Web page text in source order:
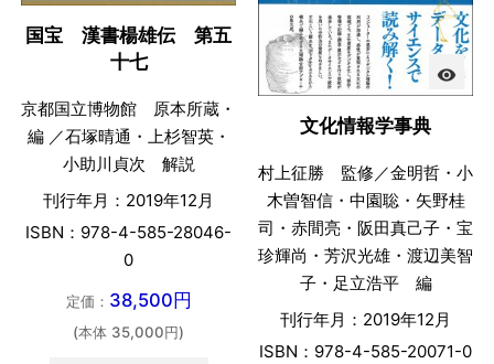
国宝 漢書楊雄伝 第五
十七
京都国立博物館 原本所蔵・
編 ／石塚晴通・上杉智英・
小助川貞次 解説
刊行年月：2019年12月
ISBN：978-4-585-28046-
0
定価： 38,500円
(本体 35,000円)
visibility
文化情報学事典
村上征勝 監修／金明哲・小
木曽智信・中園聡・矢野桂
司・赤間亮・阪田真己子・宝
珍輝尚・芳沢光雄・渡辺美智
子・足立浩平 編
刊行年月：2019年12月
ISBN：978-4-585-20071-0